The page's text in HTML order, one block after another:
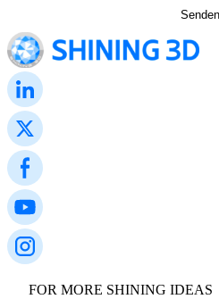
FabCure N2NEU
FOR MORE SHINING IDEAS